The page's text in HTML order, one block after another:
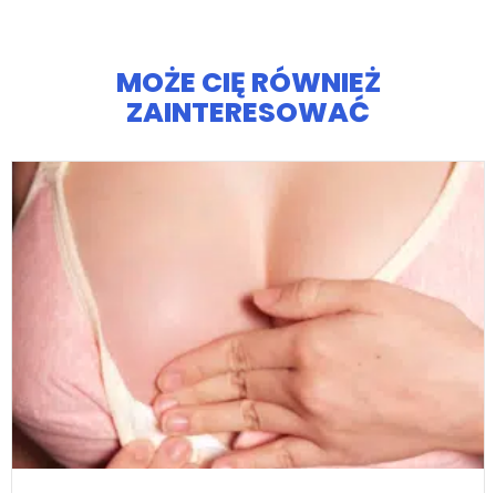
MOŻE CIĘ RÓWNIEŻ
ZAINTERESOWAĆ